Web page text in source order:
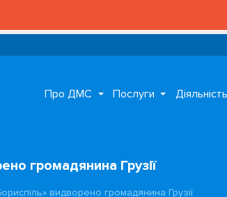
Про ДМС Послуги Діяльність
громадянина Грузії
видворено громадянина Грузії